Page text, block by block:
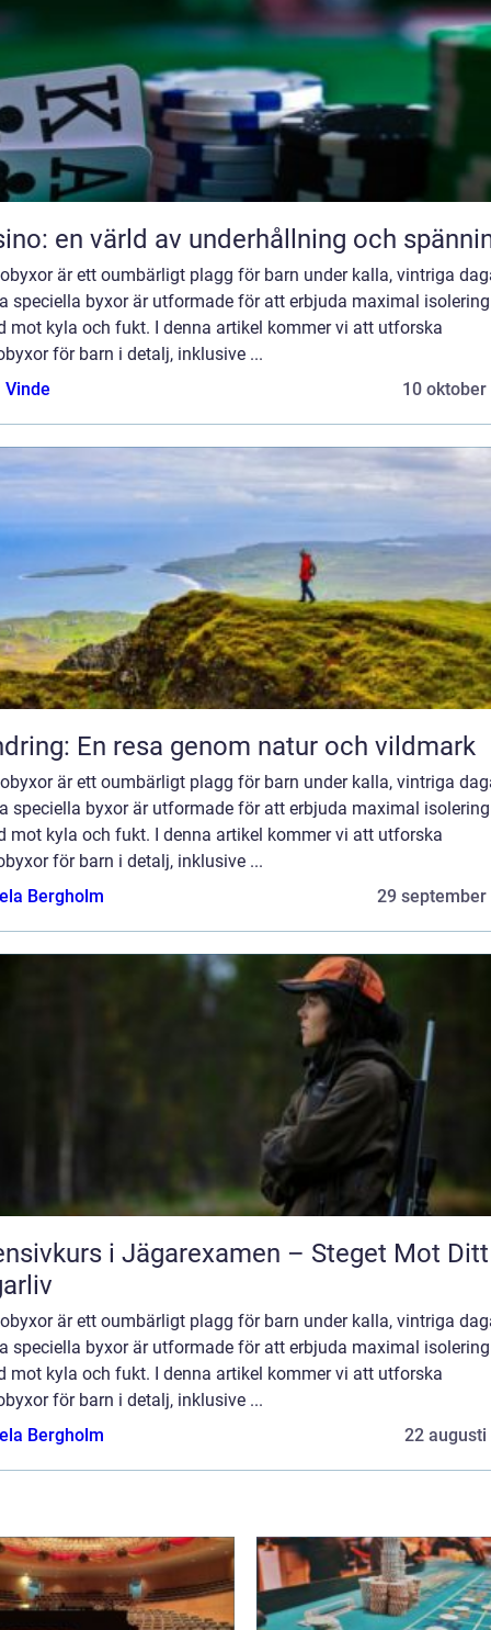
en värld av underhållning och
är ett oumbärligt plagg för barn under kalla, vintriga
speciella byxor är utformade för att erbjuda maximal
mot kyla och fukt. I denna artikel kommer vi att utforska
för barn i detalj, inklusive ...
Vinde
10 oktober
En resa genom natur och vildmark
är ett oumbärligt plagg för barn under kalla, vintriga
speciella byxor är utformade för att erbjuda maximal
mot kyla och fukt. I denna artikel kommer vi att utforska
för barn i detalj, inklusive ...
Bergholm
29 september
i Jägarexamen – Steget Mot Ditt
är ett oumbärligt plagg för barn under kalla, vintriga
speciella byxor är utformade för att erbjuda maximal
mot kyla och fukt. I denna artikel kommer vi att utforska
för barn i detalj, inklusive ...
Bergholm
22 augusti